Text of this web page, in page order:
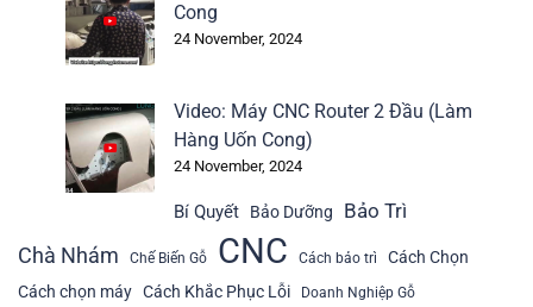
Cong
24 November, 2024
Video: Máy CNC Router 2 Đầu (Làm
Hàng Uốn Cong)
24 November, 2024
Bí Quyết Bảo Dưỡng
Bảo Trì
Chà Nhám
Chế Biến Gỗ CNC Cách bảo trì
Cách Chọn
Cách chọn máy Cách Khắc Phục Lỗi Doanh Nghiệp Gỗ